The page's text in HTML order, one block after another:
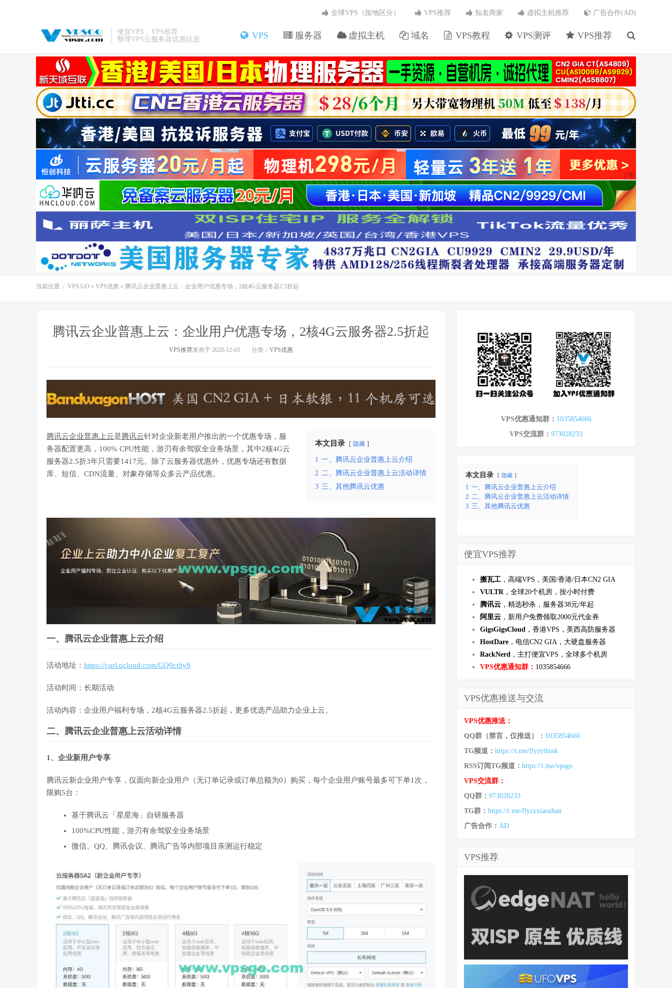
便宜VPS，VPS推荐
整理VPS云服务器优惠信息
VPS 服务器 虚拟主机 域名 VPS教程 VPS测评 VPS推荐
全球VPS（按地区分） VPS推荐 知名商家 虚拟主机推荐 广告合作(AD)
当前位置： VPS GO » VPS优惠 » 腾讯云企业普惠上云：企业用户优惠专场，2核4G云服务器2.5折起
腾讯云企业普惠上云：企业用户优惠专场，2核4G云服务器2.5折起
VPS推荐发布于 2020-12-03 分类： VPS优惠
本文目录 隐藏
1 一、腾讯云企业普惠上云介绍
2 二、腾讯云企业普惠上云活动详情
3 三、其他腾讯云优惠
腾讯云企业普惠上云是腾讯云针对企业新老用户推出的一个优惠专场，服
务器配置更高，100% CPU性能，游刃有余驾驭全业务场景，其中2核4G云
服务器2.5折3年只需要1417元。除了云服务器优惠外，优惠专场还有数据
库、短信、CDN流量、对象存储等众多云产品优惠。
一、腾讯云企业普惠上云介绍
活动地址： https://curl.qcloud.com/GQ9ctSy8
活动时间：长期活动
活动内容：企业用户福利专场，2核4G云服务器2.5折起，更多优选产品助力企业上云。
二、腾讯云企业普惠上云活动详情
1、企业新用户专享
腾讯云新企业用户专享，仅面向新企业用户（无订单记录或订单总额为0）购买，每个企业用户账号最多可下单1次，
限购5台：
基于腾讯云「星星海」自研服务器
100%CPU性能，游刃有余驾驭全业务场景
微信、QQ、腾讯会议、腾讯广告等内部项目亲测运行稳定
VPS优惠通知群： 1035854666
VPS交流群： 973028233
本文目录 隐藏
1 一、腾讯云企业普惠上云介绍
2 二、腾讯云企业普惠上云活动详情
3 三、其他腾讯云优惠
便宜VPS推荐
搬瓦工 ，高端VPS，美国/香港/日本CN2 GIA
VULTR ，全球20个机房，按小时付费
腾讯云 ，精选秒杀，服务器38元/年起
阿里云 ，新用户免费领取2000元代金券
GigsGigsCloud ，香港VPS，美西高防服务器
HostDare ，电信CN2 GIA，大硬盘服务器
RackNerd ，主打便宜VPS，全球多个机房
VPS优惠通知群： 1035854666
VPS优惠推送与交流
VPS优惠推送：
QQ群（禁言，仅推送）： 1035854666
TG频道： https://t.me/flyzythink
RSS订阅TG频道： https://t.me/vpsgo
VPS交流群：
QQ群： 973028233
TG群： https://t.me/flyzyxiaozhan
广告合作： AD
VPS推荐